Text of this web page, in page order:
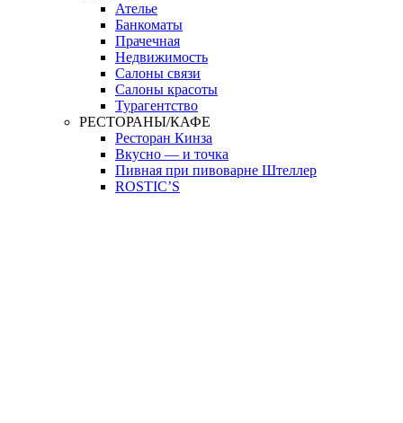
Ателье
Банкоматы
Прачечная
Недвижимость
Салоны связи
Салоны красоты
Турагентство
РЕСТОРАНЫ/КАФЕ
Ресторан Кинза
Вкусно — и точка
Пивная при пивоварне Штеллер
ROSTIC’S